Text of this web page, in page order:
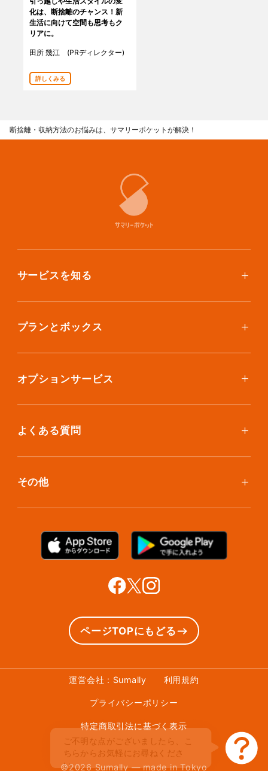
化は、断捨離のチャンス！新
生活に向けて空間も思考もク
リアに。
田所 幾江 (PRディレクター)
詳しくみる
断捨離・収納方法のお悩みは、サマリーポケットが解決！
サービスを知る
使い方
ご利用料金
ご利用者の声
プラン診断
プランとボックス
スタンダードプラン
エコノミープラン
大型アイテムプラン
オプションサービス
おしゃれ着保管
無酸素保管
布団クリーニング
シューズリペア
よくある質問
ボックスのお取り寄せ
お預け入れ(集荷)
その他
サマリーポケットカード
お知らせ・メディア情報
お問い合わせ
法人利用をご検討の方へ
ページTOPにもどる
運営会社 : Sumally 利用規約
プライバシーポリシー
特定商取引法に基づく表示
©2026Sumally — made in Tokyo
ご不明な点がございましたら、こ
ちらからお気軽にお尋ねくださ
い。